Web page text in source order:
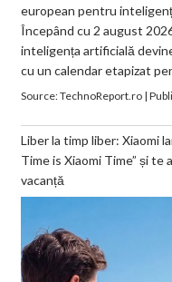
european pentru
Începând cu 2 august
inteligența artificială
cu un calendar etapizat
Source:TechnoReport.ro|
Liber la timp liber: Xiaomi
Time is Xiaomi Time” și te
vacanță